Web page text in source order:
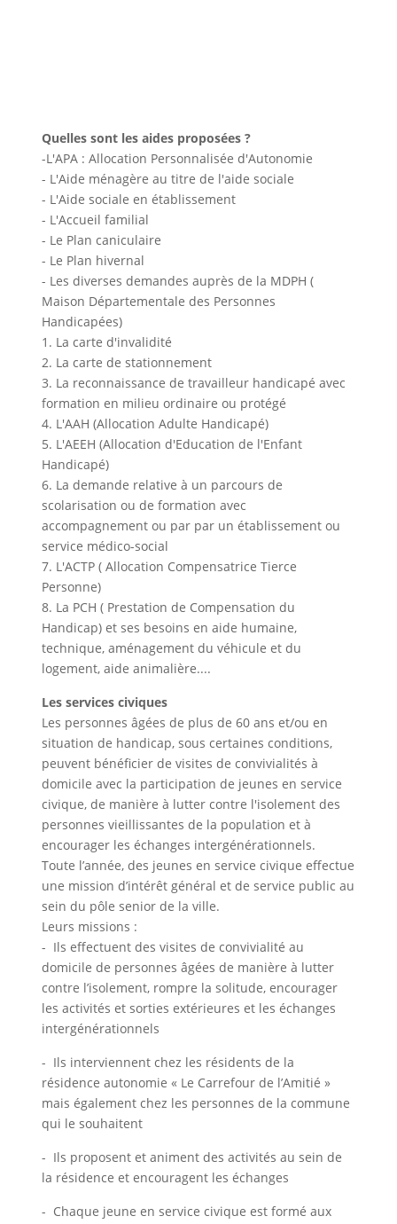
Quelles sont les aides proposées ?
-L'APA : Allocation Personnalisée d'Autonomie
- L'Aide ménagère au titre de l'aide sociale
- L'Aide sociale en établissement
- L'Accueil familial
- Le Plan caniculaire
- Le Plan hivernal
- Les diverses demandes auprès de la MDPH (
Maison Départementale des Personnes
Handicapées)
1. La carte d'invalidité
2. La carte de stationnement
3. La reconnaissance de travailleur handicapé avec
formation en milieu ordinaire ou protégé
4. L'AAH (Allocation Adulte Handicapé)
5. L'AEEH (Allocation d'Education de l'Enfant
Handicapé)
6. La demande relative à un parcours de
scolarisation ou de formation avec
accompagnement ou par par un établissement ou
service médico-social
7. L'ACTP ( Allocation Compensatrice Tierce
Personne)
8. La PCH ( Prestation de Compensation du
Handicap) et ses besoins en aide humaine,
technique, aménagement du véhicule et du
logement, aide animalière....
Les services civiques
Les personnes âgées de plus de 60 ans et/ou en
situation de handicap, sous certaines conditions,
peuvent bénéficier de visites de convivialités à
domicile avec la participation de jeunes en service
civique, de manière à lutter contre l'isolement des
personnes vieillissantes de la population et à
encourager les échanges intergénérationnels.
Toute l’année, des jeunes en service civique effectue
une mission d’intérêt général et de service public au
sein du pôle senior de la ville.
Leurs missions :
- Ils effectuent des visites de convivialité au
domicile de personnes âgées de manière à lutter
contre l’isolement, rompre la solitude, encourager
les activités et sorties extérieures et les échanges
intergénérationnels
- Ils interviennent chez les résidents de la
résidence autonomie « Le Carrefour de l’Amitié »
mais également chez les personnes de la commune
qui le souhaitent
- Ils proposent et animent des activités au sein de
la résidence et encouragent les échanges
- Chaque jeune en service civique est formé aux